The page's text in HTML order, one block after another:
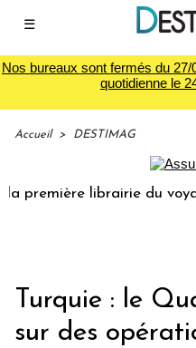
☰
Nos bureaux sont fermés du
quotidienne le
Accueil > DESTIMAG
première librairie du
Turquie : le
sur des